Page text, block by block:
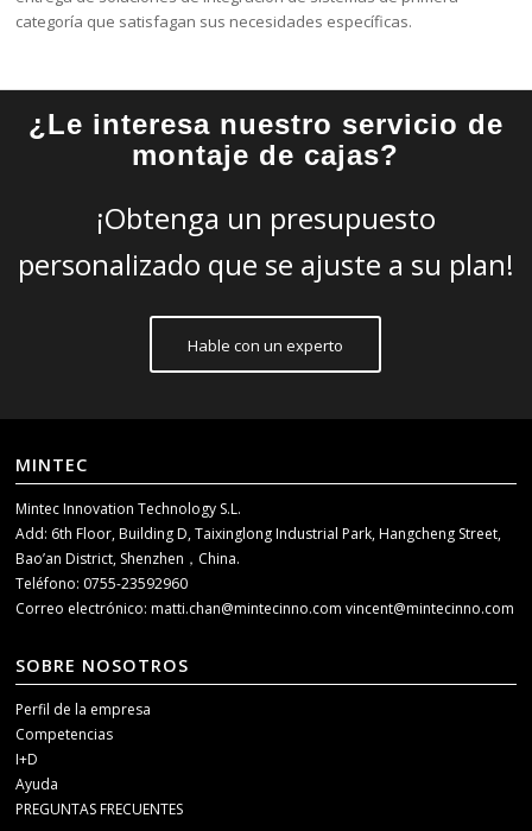
categoría que satisfagan sus necesidades específicas.
¿Le interesa nuestro servicio de
montaje de cajas?
¡Obtenga un presupuesto
personalizado que se ajuste a su plan!
Hable con un experto
MINTEC
Mintec Innovation Technology S.L.
Add: 6th Floor, Building D, Taixinglong Industrial Park, Hangcheng Street,
Bao’an District, Shenzhen，China.
Teléfono: 0755-23592960
Correo electrónico:matti.chan@mintecinno.comvincent@mintecinno.com
SOBRE NOSOTROS
Perfil de la empresa
Competencias
I+D
Ayuda
PREGUNTAS FRECUENTES